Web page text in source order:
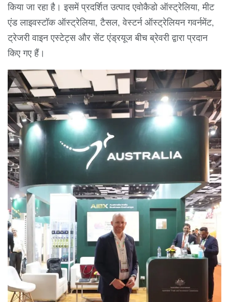
किया जा रहा है। इसमें प्रदर्शित उत्पाद एवोकैडो ऑस्ट्रेलिया, मीट
एंड लाइवस्टॉक ऑस्ट्रेलिया, टैसल, वेस्टर्न ऑस्ट्रेलियन गवर्नमेंट,
ट्रेजरी वाइन एस्टेट्स और सेंट एंड्रयूज बीच ब्रेवरी द्वारा प्रदान
किए गए हैं।